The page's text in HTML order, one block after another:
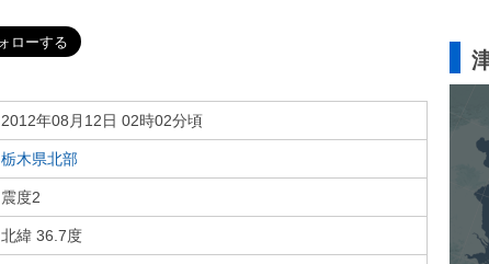
2012年08月12日 02時02分頃
栃木県北部
震度2
北緯 36.7度